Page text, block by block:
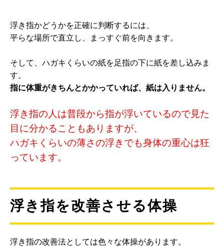
浮き指かどうかを正確に判断するには、
平らな場所で直立し、まっすぐ前を向きます。
そして、ハガキくらいの紙を足指の下に紙を差し込みま
す。
指に体重がきちんとかかっていれば、紙は入りません。
浮き指の人は普段から指が浮いているので見た
目に分かることもありますが、
ハガキくらいの薄さの浮きでも身体の重心は狂
っています。
浮き指を改善させる体操
浮き指の改善法としては色々な体操があります。